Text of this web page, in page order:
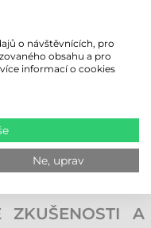
jednotlivých
propojují platby
do jednoho systému.
umožňuje
prostředí s vysokým
systémy umožňují
v kratším čase a
(happy hours) či
ZKUŠENOSTI A
o návštěvnících, pro
obsahu a pro
informací o cookies
Ne, uprav